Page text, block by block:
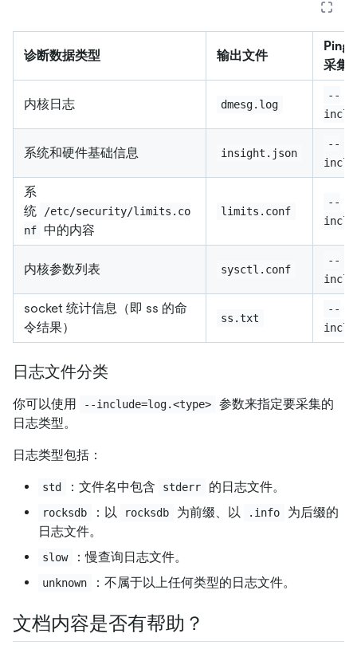
诊断数据类型 输出文件
采集
内核日志 dmesg.log
--
系统和硬件基础信息 insight.json
--
系
统
/etc/security/limits.co
nf 中的内容
limits.conf
--
内核参数列表 sysctl.conf
--
socket 统计信息（即 ss 的命
令结果）
ss.txt
--
日志文件分类
你可以使用 --include=log.<type>
参数来指定要采集的
日志类型。
日志类型包括：
std ：文件名中包含 stderr 的日志文件。
rocksdb ：以 rocksdb 为前缀、以 .info
为后缀的
日志文件。
slow ：慢查询日志文件。
unknown ：不属于以上任何类型的日志文件。
文档内容是否有帮助？